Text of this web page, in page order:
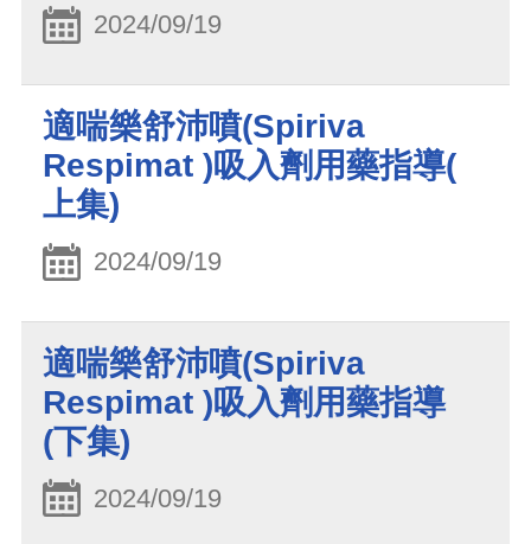
2024/09/19
適喘樂舒沛噴(Spiriva
Respimat )吸入劑用藥指導(
上集)
2024/09/19
適喘樂舒沛噴(Spiriva
Respimat )吸入劑用藥指導
(下集)
2024/09/19